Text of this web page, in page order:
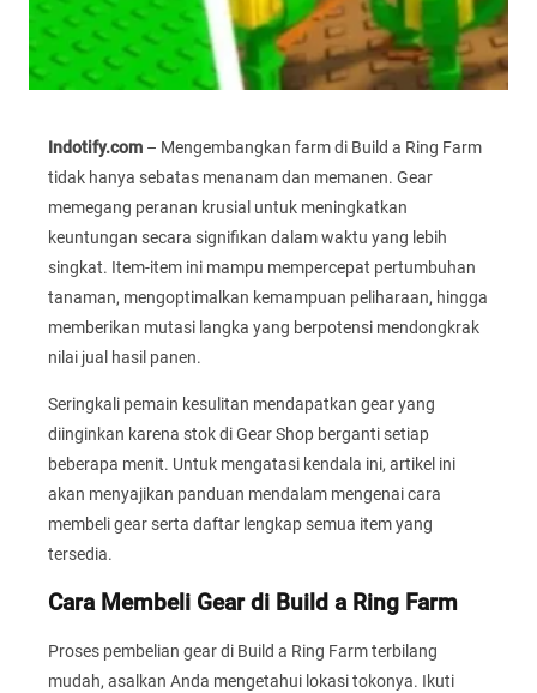
Indotify.com – Mengembangkan farm di Build a Ring Farm
tidak hanya sebatas menanam dan memanen. Gear
memegang peranan krusial untuk meningkatkan
keuntungan secara signifikan dalam waktu yang lebih
singkat. Item-item ini mampu mempercepat pertumbuhan
tanaman, mengoptimalkan kemampuan peliharaan, hingga
memberikan mutasi langka yang berpotensi mendongkrak
nilai jual hasil panen.
Seringkali pemain kesulitan mendapatkan gear yang
diinginkan karena stok di Gear Shop berganti setiap
beberapa menit. Untuk mengatasi kendala ini, artikel ini
akan menyajikan panduan mendalam mengenai cara
membeli gear serta daftar lengkap semua item yang
tersedia.
Cara Membeli Gear di Build a Ring Farm
Proses pembelian gear di Build a Ring Farm terbilang
mudah, asalkan Anda mengetahui lokasi tokonya. Ikuti